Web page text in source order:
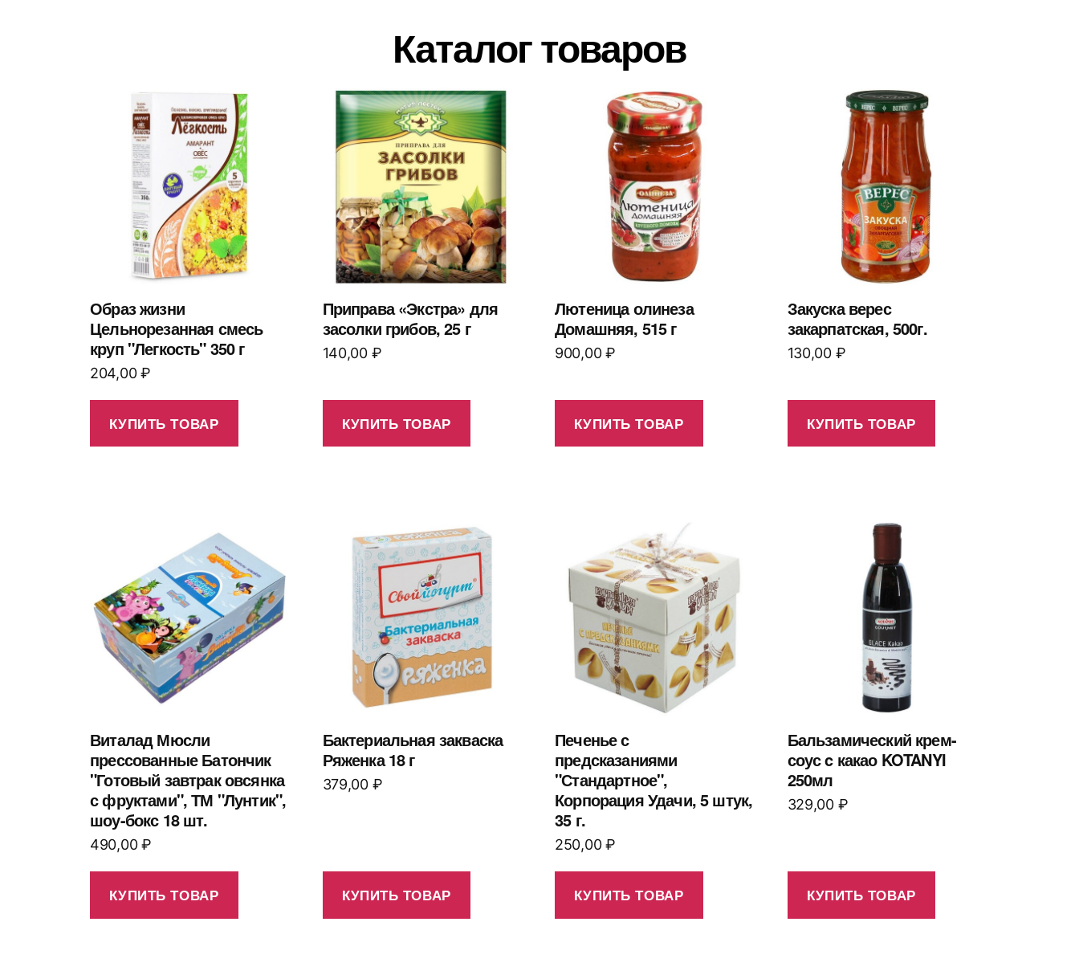
Каталог товаров
Образ жизни
Цельнорезанная смесь
круп "Легкость" 350 г
204,00₽
КУПИТЬ ТОВАР
Приправа «Экстра» для
засолки грибов, 25 г
140,00 ₽
КУПИТЬ ТОВАР
Лютеница олинеза
Домашняя, 515 г
900,00₽
КУПИТЬ ТОВАР
Закуска верес
закарпатская, 500г.
130,00 ₽
КУПИТЬ ТОВАР
Виталад Мюсли
прессованные Батончик
"Готовый завтрак овсянка
с фруктами", ТМ "Лунтик",
шоу-бокс 18 шт.
490,00₽
КУПИТЬ ТОВАР
Бактериальная закваска
Ряженка 18 г
379,00 ₽
КУПИТЬ ТОВАР
Печенье с
предсказаниями
"Стандартное",
Корпорация Удачи, 5 штук,
35 г.
250,00₽
КУПИТЬ ТОВАР
Бальзамический крем-
соус c какао KOTANYI
250мл
329,00 ₽
КУПИТЬ ТОВАР